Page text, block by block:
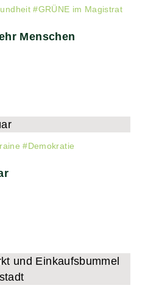
#GRÜNE im Magistrat
Menschen
#Demokratie